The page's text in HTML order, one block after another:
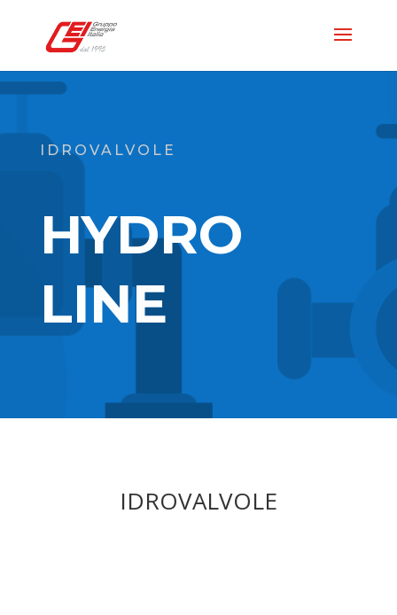
IDROVALVOLE
HYDRO
LINE
IDROVALVOLE